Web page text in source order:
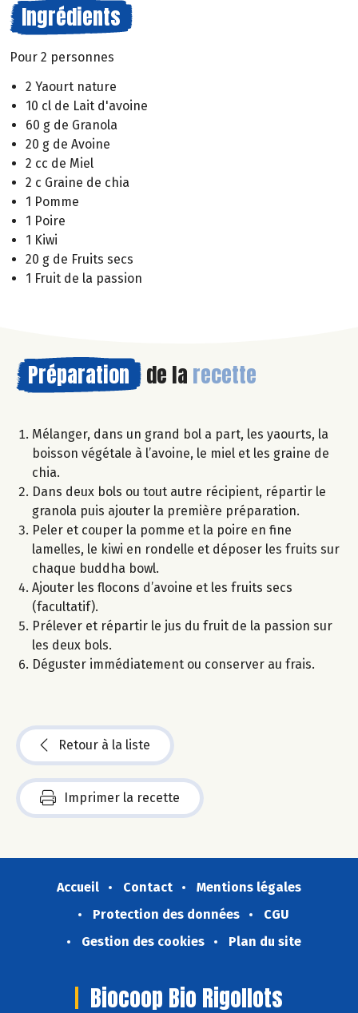
Ingrédients
Pour 2 personnes
2 Yaourt nature
10 cl de Lait d'avoine
60 g de Granola
20 g de Avoine
2 cc de Miel
2 c Graine de chia
1 Pomme
1 Poire
1 Kiwi
20 g de Fruits secs
1 Fruit de la passion
Préparation de la recette
Mélanger, dans un grand bol a part, les yaourts, la
boisson végétale à l’avoine, le miel et les graine de
chia.
Dans deux bols ou tout autre récipient, répartir le
granola puis ajouter la première préparation.
Peler et couper la pomme et la poire en fine
lamelles, le kiwi en rondelle et déposer les fruits sur
chaque buddha bowl.
Ajouter les flocons d’avoine et les fruits secs
(facultatif).
Prélever et répartir le jus du fruit de la passion sur
les deux bols.
Déguster immédiatement ou conserver au frais.
Retour à la liste
Imprimer la recette
Accueil Contact
Mentions légales
Protection des données
CGU
Gestion des cookies
Plan du site
Biocoop Bio Rigollots